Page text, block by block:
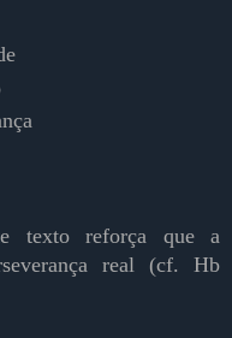
texto reforça que a
real (cf. Hb